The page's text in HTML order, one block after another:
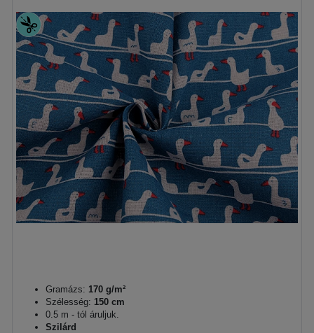
Gramázs: 170 g/m²
Szélesség: 150 cm
0.5 m - tól áruljuk.
Szilárd